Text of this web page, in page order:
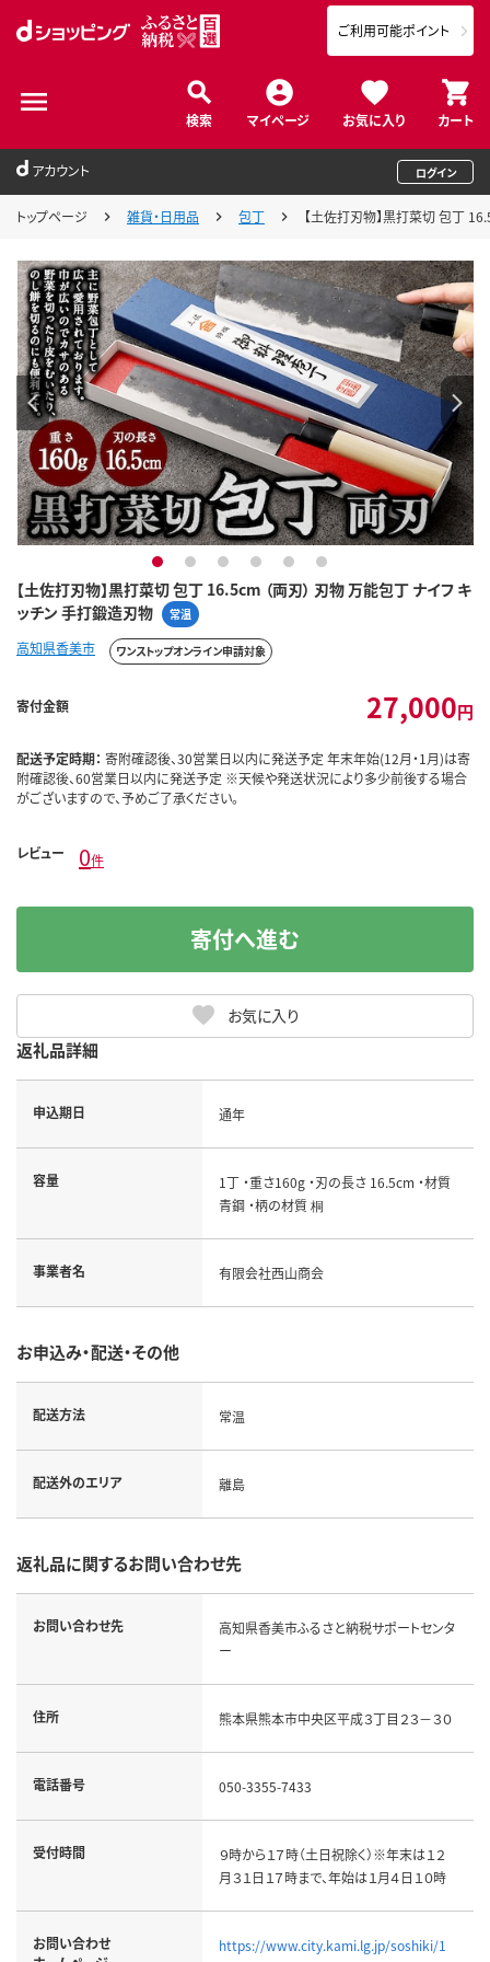
検索 マイページ お気に入り カート
ご利用可能ポイント
アカウント ログイン
トップページ 雑貨・日用品 包丁 【土佐打刃物】黒打菜切 包丁
【土佐打刃物】黒打菜切 包丁 16.5cm （両刃） 刃物 万能包丁 ナイフ キ
ッチン 手打鍛造刃物
常温
1 2 3 4 5 6
高知県香美市 ワンストップオンライン申請対象
寄付金額 27,000円
配送予定時期： 寄附確認後、30営業日以内に発送予定 年末年始(12月・1月)は寄
附確認後、60営業日以内に発送予定 ※天候や発送状況により多少前後する場合
がございますので、予めご了承ください。
レビュー 0件
お気に入り
寄付へ進む
返礼品詳細
申込期日 通年
容量
1丁 ・重さ160g ・刃の長さ 16.5cm ・材質
青鋼 ・柄の材質 桐
事業者名 有限会社西山商会
お申込み・配送・その他
配送方法 常温
配送外のエリア 離島
返礼品に関するお問い合わせ先
お問い合わせ先
高知県香美市ふるさと納税サポートセンタ
ー
住所 熊本県熊本市中央区平成３丁目２３－３０
電話番号 050-3355-7433
受付時間
９時から１７時（土日祝除く）※年末は１２
月３１日１７時まで、年始は１月４日１０時
お問い合わせ
https://www.city.kami.lg.jp/soshiki/1